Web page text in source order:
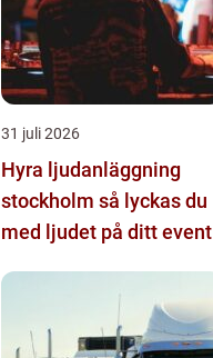
31 juli 2026
Hyra ljudanläggning
stockholm så lyckas du
med ljudet på ditt event